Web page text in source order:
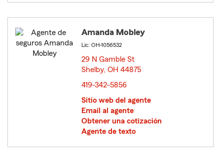
Amanda Mobley
Lic: OH-1056532
29 N Gamble St
Shelby, OH 44875
419-342-5856
Sitio web del agente
Email al agente
Obtener una cotización
Agente de texto